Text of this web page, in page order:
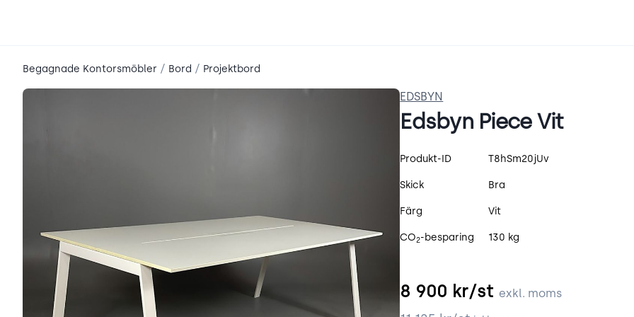
Begagnade Kontorsmöbler / Bord / Projektbord
EDSBYN
Edsbyn Piece Vit
Produktspecifikation
Produkt-ID T8hSm20jUv
Skick Bra
Färg Vit
CO2-besparing 130 kg
8 900 kr/st exkl. moms